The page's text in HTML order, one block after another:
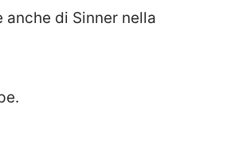
di Sinner nella